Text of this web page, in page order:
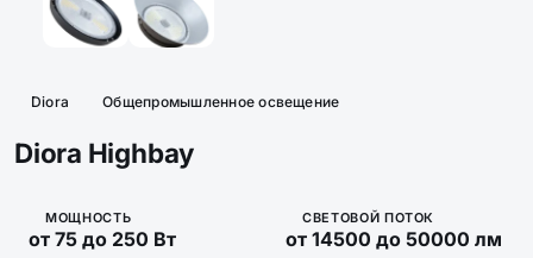
Diora Общепромышленное освещение
Diora Highbay
МОЩНОСТЬ
от 75 до 250 Вт
СВЕТОВОЙ ПОТОК
от 14500 до 50000 лм